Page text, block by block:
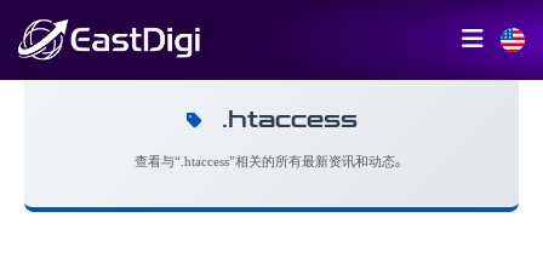
.htaccess
查看与“.htaccess”相关的所有最新资讯和动态。